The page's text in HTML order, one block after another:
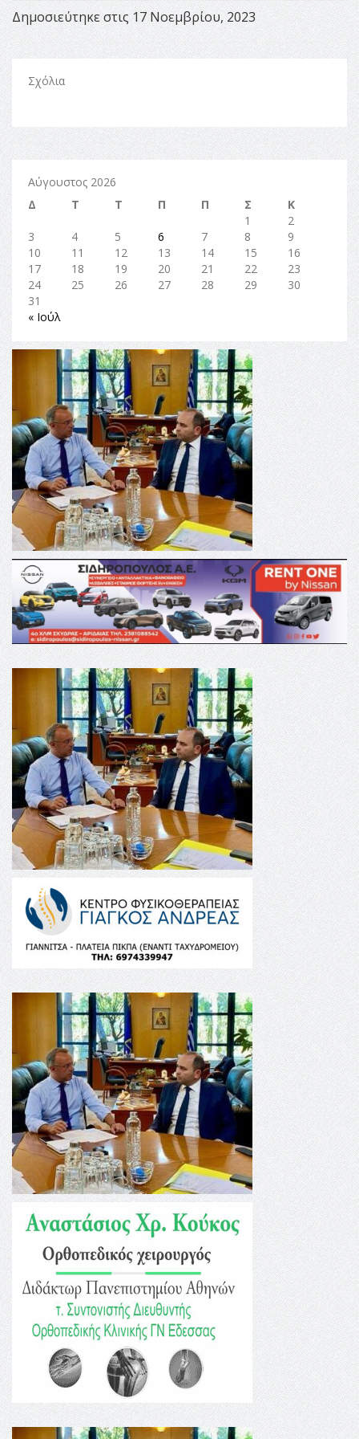
Δημοσιεύτηκε στις 17 Νοεμβρίου, 2023
Σχόλια
Αύγουστος 2026
Δ
Τ Τ Π Π Σ
Κ
1
2
3
4 5 6 7 8
9
10
11 12 13 14 15
16
17
18 19 20 21 22
23
24
25 26 27 28 29
30
31
« Ιούλ